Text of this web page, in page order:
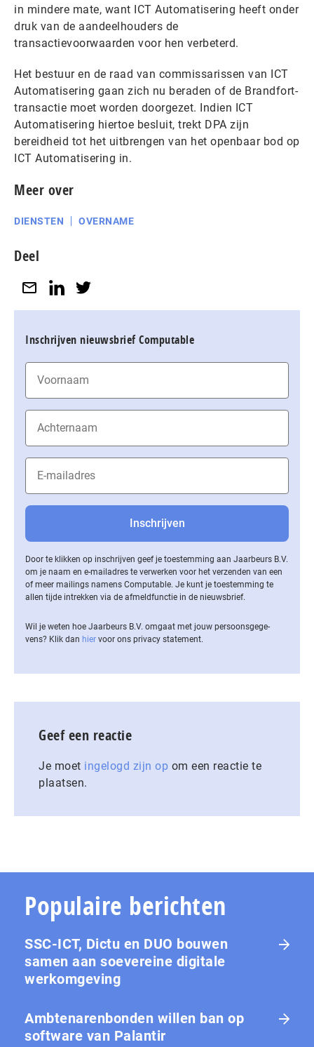
in mindere mate, want ICT Automatisering heeft onder
druk van de aandeelhouders de
transactievoorwaarden voor hen verbeterd.
Het bestuur en de raad van commissarissen van ICT
Automatisering gaan zich nu beraden of de Brandfort-
transactie moet worden doorgezet. Indien ICT
Automatisering hiertoe besluit, trekt DPA zijn
bereidheid tot het uitbrengen van het openbaar bod op
ICT Automatisering in.
Meer over
DIENSTEN OVERNAME
Deel
Inschrijven nieuwsbrief Computable
Door te klikken op inschrijven geef je toestemming aan Jaarbeurs B.V.
om je naam en e-mailadres te verwerken voor het verzenden van een
of meer mailings namens Computable. Je kunt je toestemming te
allen tijde intrekken via de af­meld­func­tie in de nieuwsbrief.
Wil je weten hoe Jaarbeurs B.V. omgaat met jouw per­soons­ge­ge­
vens? Klik dan hier voor ons privacy statement.
Geef een reactie
Je moet ingelogd zijn op om een reactie te
plaatsen.
Populaire berichten
SSC-ICT, Dictu en DUO bouwen
samen aan soevereine digitale
werkomgeving
Ambtenarenbonden willen ban op
software van Palantir